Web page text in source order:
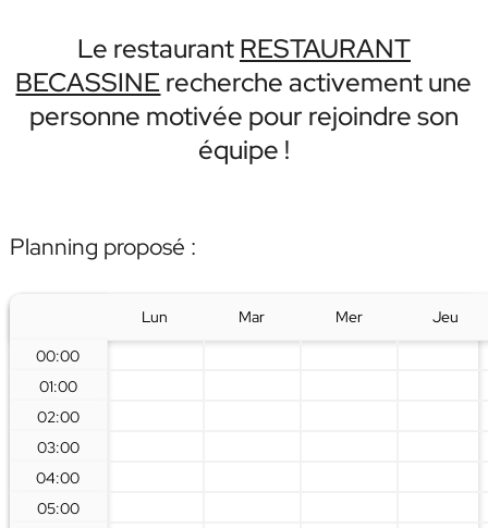
Le restaurantRESTAURANT
BECASSINE recherche activement une
personne motivée pour rejoindre son
équipe !
Planning proposé :
Lun Mar Mer
Jeu
00:00
01:00
02:00
03:00
04:00
05:00